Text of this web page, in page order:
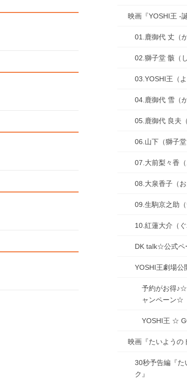
映画『YOSHI王 -
01.鹿御代 丈（
02.獅子堂 骸（
03.YOSHI王（よ
04.鹿御代 雪（
05.鹿御代 良夫
06.山下（獅子堂
07.大前梨々香（
08.大泉香子（お
09.生駒京之助
10.紅蓮大介（ぐ
DK talk☆公式ペ
YOSHI王劇場
予約がお得
ャンペーン☆
YOSHI王 ☆
映画『たいようの
30秒予告編『た
ク』